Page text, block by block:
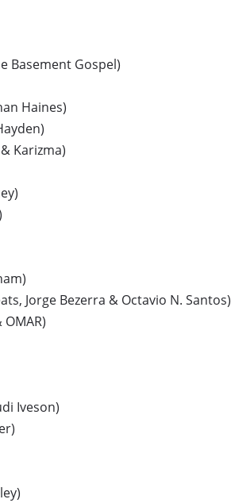
Basement Gospel)
Haines)
Karizma)
Jorge Bezerra & Octavio N. Santos)
Iveson)